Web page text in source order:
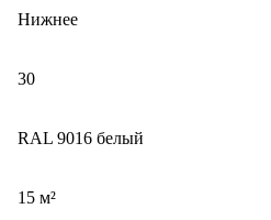
Нижнее
30
RAL 9016 белый
15 м²